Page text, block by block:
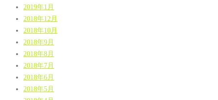
2019年1月
2018年12月
2018年10月
2018年9月
2018年8月
2018年7月
2018年6月
2018年5月